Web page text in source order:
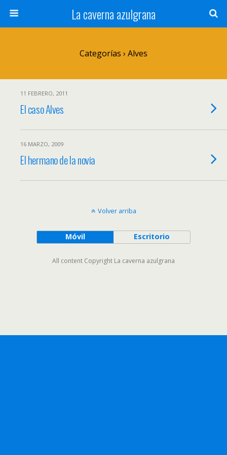
La caverna azulgrana
Categorías › Alves
11 FEBRERO, 2011
El caso Alves
16 MARZO, 2009
El hermano de la novia
Volver arriba
Móvil Escritorio
All content Copyright La caverna azulgrana